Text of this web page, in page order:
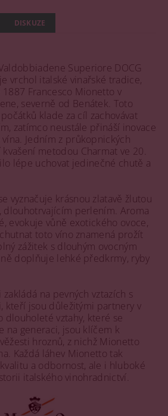
DISKUZE
Superiore DOCG
vrchol italské vinařské tradice,
Francesco Mionetto v
severně od Benátek. Toto
klade za cíl zachovávat
zatímco neustále přináší inovace
Jedním z průkopnických
metodou Charmat ve 20.
lépe uchovat jedinečné chutě a
vyznačuje krásnou zlatavě žlutou
dlouhotrvajícím perlením. Aroma
evokuje vůně exotického ovoce,
toto víno znamená prožít
zážitek s dlouhým ovocným
doplňuje lehké předkrmy, ryby
na pevných vztazích s
kteří jsou důležitými partnery v
dlouholeté vztahy, které se
na generaci, jsou klíčem k
hroznů, z nichž Mionetto
Každá láhev Mionetto tak
a odbornost, ale i hluboké
italského vinohradnictví.